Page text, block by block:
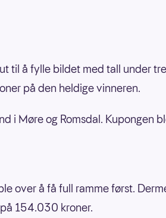
til å fylle bildet med tall under
på den heldige vinneren.
i Møre og Romsdal. Kupongen
over å få full ramme først.
154.030 kroner.